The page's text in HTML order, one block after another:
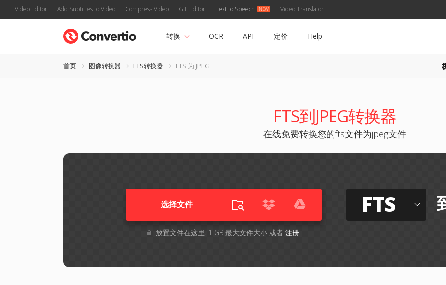
Video Editor Add Subtitles to Video Compress Video GIF Editor Text to Speech Video Translator
转换 OCR API 定价 Help
首页 图像转换器 FTS转换器 FTS 为 JPEG
FTS到JPEG转换器
在线免费转换您的fts文件为jpeg文件
选择文件
放置文件在这里. 1 GB 最大文件大小 或者 注册
FTS